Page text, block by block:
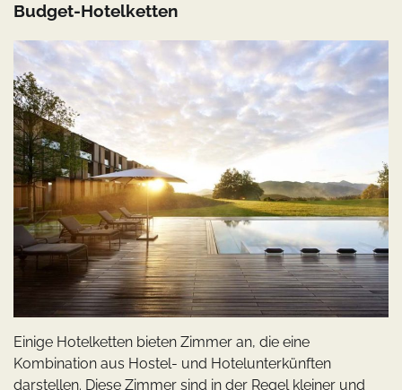
Budget-Hotelketten
Einige Hotelketten bieten Zimmer an, die eine
Kombination aus Hostel- und Hotelunterkünften
darstellen. Diese Zimmer sind in der Regel kleiner und